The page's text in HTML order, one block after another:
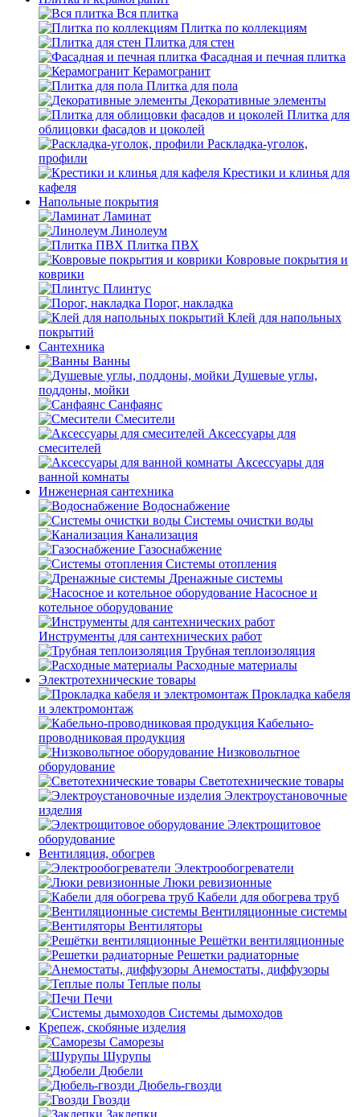
Вся плитка
Плитка по коллекциям
Плитка для стен
Фасадная и печная плитка
Керамогранит
Плитка для пола
Декоративные элементы
Плитка для
облицовки фасадов и цоколей
Раскладка-уголок,
профили
Крестики и клинья для
кафеля
Напольные покрытия
Ламинат
Линолеум
Плитка ПВХ
Ковровые покрытия и
коврики
Плинтус
Порог, накладка
Клей для напольных
покрытий
Сантехника
Ванны
Душевые углы,
поддоны, мойки
Санфаянс
Смесители
Аксессуары для
смесителей
Аксессуары для
ванной комнаты
Инженерная сантехника
Водоснабжение
Системы очистки воды
Канализация
Газоснабжение
Системы отопления
Дренажные системы
Насосное и
котельное оборудование
Инструменты для сантехнических работ
Трубная теплоизоляция
Расходные материалы
Электротехнические товары
Прокладка кабеля
и электромонтаж
Кабельно-
проводниковая продукция
Низковольтное
оборудование
Светотехнические товары
Электроустановочные
изделия
Электрощитовое
оборудование
Вентиляция, обогрев
Электрообогреватели
Люки ревизионные
Кабели для обогрева труб
Вентиляционные системы
Вентиляторы
Решётки вентиляционные
Решетки радиаторные
Анемостаты, диффузоры
Теплые полы
Печи
Системы дымоходов
Крепеж, скобяные изделия
Саморезы
Шурупы
Дюбели
Дюбель-гвозди
Гвозди
Заклепки